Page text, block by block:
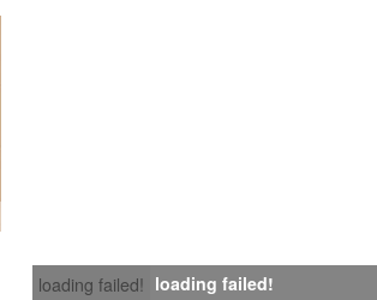
loading failed! loading failed!